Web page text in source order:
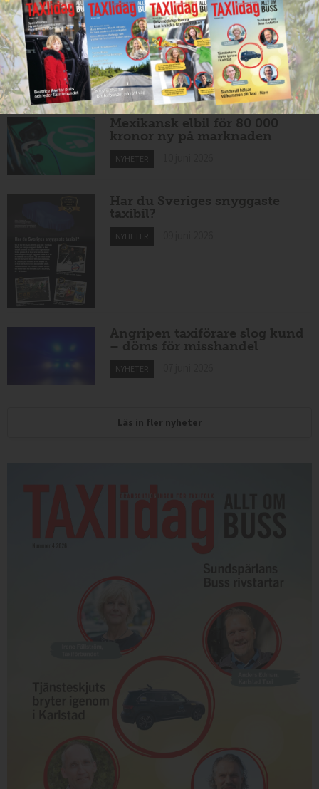
NYHETER 10 juni 2026
Nytt taxibolag i Borlänge
NYHETER 10 juni 2026
Mexikansk elbil för 80 000
kronor ny på marknaden
NYHETER
Har du Sveriges snyggaste
taxibil?
NYHETER
Angripen taxiförare slog kund
– döms för misshandel
NYHETER
Läs in fler nyheter